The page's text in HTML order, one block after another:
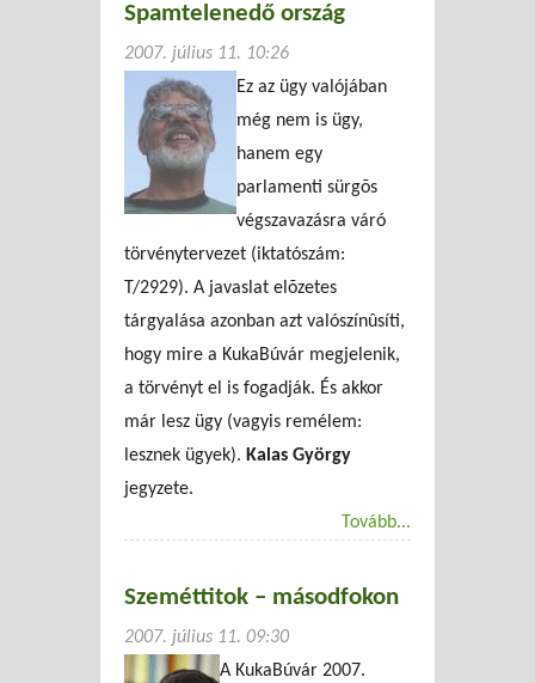
Spamtelenedő ország
2007. július 11. 10:26
Ez az ügy valójában
még nem is ügy,
hanem egy
parlamenti sürgõs
végszavazásra váró
törvénytervezet (iktatószám:
T/2929). A javaslat elõzetes
tárgyalása azonban azt valószínûsíti,
hogy mire a KukaBúvár megjelenik,
a törvényt el is fogadják. És akkor
már lesz ügy (vagyis remélem:
lesznek ügyek). Kalas György
jegyzete.
Tovább...
Szeméttitok – másodfokon
2007. július 11. 09:30
A KukaBúvár 2007.